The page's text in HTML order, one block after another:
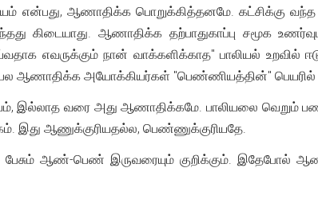
என்பது, ஆணாதிக்க பொறுக்கித்தனமே. கட்சிக்கு
கிடையாது. ஆணாதிக்க தற்பாதுகாப்பு சமூக
எவருக்கும் நான் வாக்களிக்காத" பாலியல் உறவில்
ஆணாதிக்க அயோக்கியர்கள் "பெண்ணியத்தின்" பெயரில்
இல்லாத வரை அது ஆணாதிக்கமே. பாலியலை வெறும்
இது ஆணுக்குரியதல்ல, பெண்ணுக்குரியதே.
ஆண்-பெண் இருவரையும் குறிக்கும். இதேபோல்